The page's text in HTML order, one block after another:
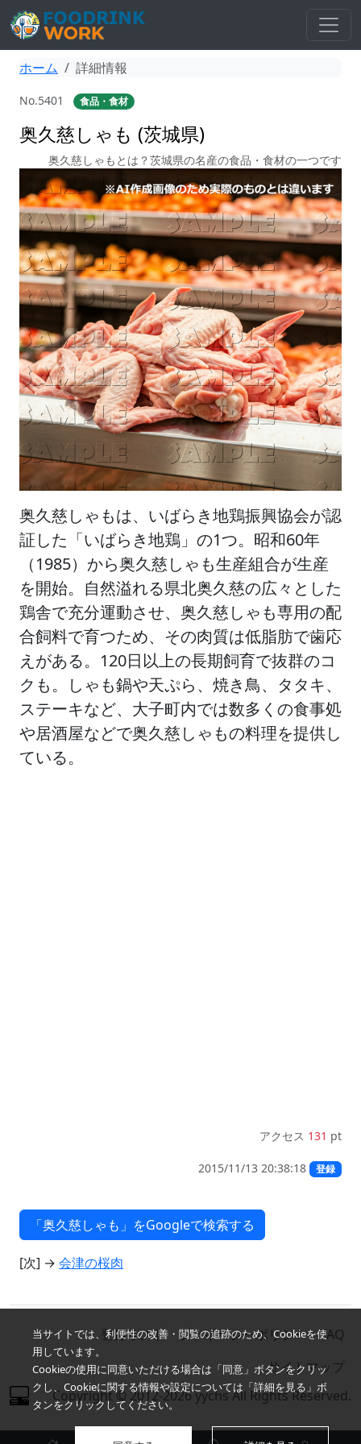
ホーム 詳細情報
No.5401 食品・食材
奥久慈しゃも (茨城県)
奥久慈しゃもとは？茨城県の名産の食品・食材の一つです
奥久慈しゃもは、いばらき地鶏振興協会が認
証した「いばらき地鶏」の1つ。昭和60年
（1985）から奥久慈しゃも生産組合が生産
を開始。自然溢れる県北奥久慈の広々とした
鶏舎で充分運動させ、奥久慈しゃも専用の配
合飼料で育つため、その肉質は低脂肪で歯応
えがある。120日以上の長期飼育で抜群のコ
クも。しゃも鍋や天ぷら、焼き鳥、タタキ、
ステーキなど、大子町内では数多くの食事処
や居酒屋などで奥久慈しゃもの料理を提供し
ている。
アクセス 131 pt
2015/11/13 20:38:18 登録
[次] → 会津の桜肉
当サイトでは、利便性の改善・閲覧の追跡のため、Cookieを使
用しています。
Cookieの使用に同意いただける場合は「同意」ボタンをクリッ
クし、Cookieに関する情報や設定については「詳細を見る」ボ
タンをクリックしてください。
登録リスト プライバシーポリシー
FAQ
サイトマップ
Copyright © 2012-2026 yychs All Rights Reserved.